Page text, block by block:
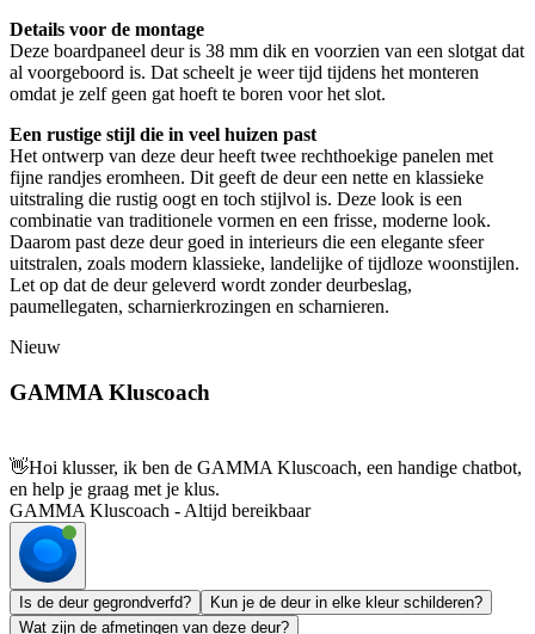
Details voor de montage
Deze boardpaneel deur is 38 mm dik en voorzien van een slotgat dat
al voorgeboord is. Dat scheelt je weer tijd tijdens het monteren
omdat je zelf geen gat hoeft te boren voor het slot.
Een rustige stijl die in veel huizen past
Het ontwerp van deze deur heeft twee rechthoekige panelen met
fijne randjes eromheen. Dit geeft de deur een nette en klassieke
uitstraling die rustig oogt en toch stijlvol is. Deze look is een
combinatie van traditionele vormen en een frisse, moderne look.
Daarom past deze deur goed in interieurs die een elegante sfeer
uitstralen, zoals modern klassieke, landelijke of tijdloze woonstijlen.
Let op dat de deur geleverd wordt zonder deurbeslag,
paumellegaten, scharnierkrozingen en scharnieren.
Nieuw
GAMMA Kluscoach
👋Hoi klusser, ik ben de GAMMA Kluscoach, een handige chatbot,
en help je graag met je klus.
GAMMA Kluscoach - Altijd bereikbaar
Is de deur gegrondverfd?
Kun je de deur in elke kleur schilderen?
Wat zijn de afmetingen van deze deur?